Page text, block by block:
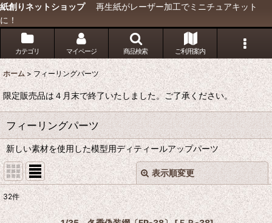
紙創りネットショップ再生紙がレーザー加工でミニチュアキット
に！
カテゴリ マイページ 商品検索 ご利用案内
ホーム > フィーリングパーツ
限定販売品は４月末で終了いたしました。ご了承ください。
フィーリングパーツ
新しい素材を使用した模型用ディティールアップパーツ
表示順変更
サブカテゴリ:
閉じる
32件